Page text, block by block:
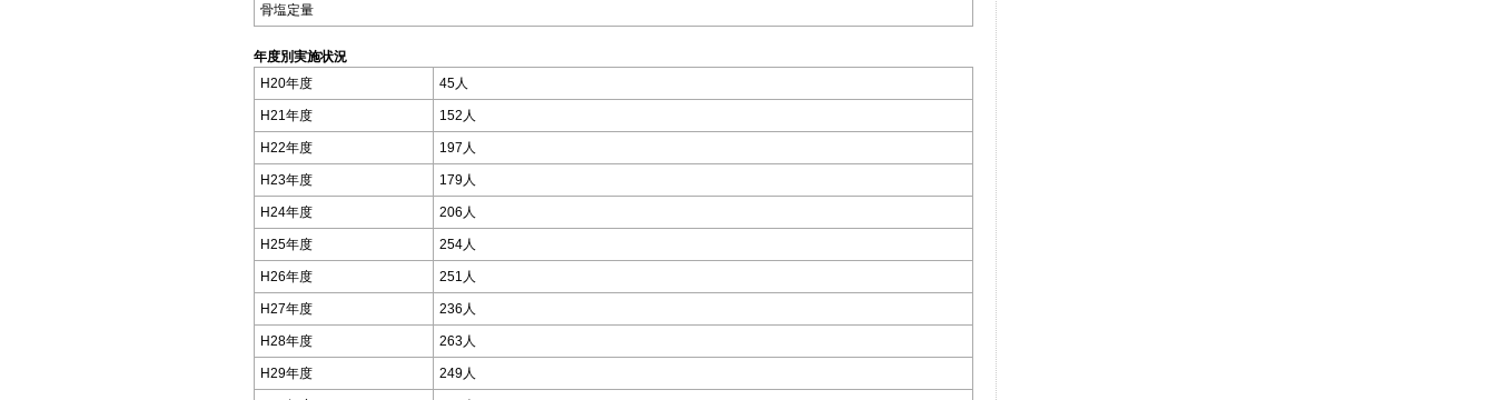
骨塩定量
年度別実施状況
H20年度
45人
H21年度 152人
H22年度 197人
H23年度 179人
H24年度 206人
H25年度 254人
H26年度 251人
H27年度 236人
H28年度 263人
H29年度 249人